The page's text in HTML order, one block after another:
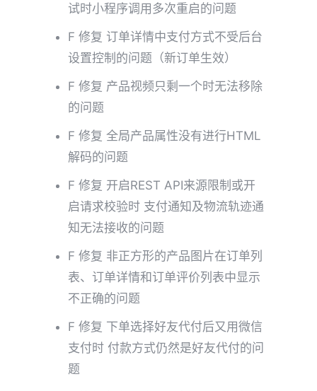
试时小程序调用多次重启的问题
F 修复 订单详情中支付方式不受后台
设置控制的问题（新订单生效）
F 修复 产品视频只剩一个时无法移除
的问题
F 修复 全局产品属性没有进行HTML
解码的问题
F 修复 开启REST API来源限制或开
启请求校验时 支付通知及物流轨迹通
知无法接收的问题
F 修复 非正方形的产品图片在订单列
表、订单详情和订单评价列表中显示
不正确的问题
F 修复 下单选择好友代付后又用微信
支付时 付款方式仍然是好友代付的问
题